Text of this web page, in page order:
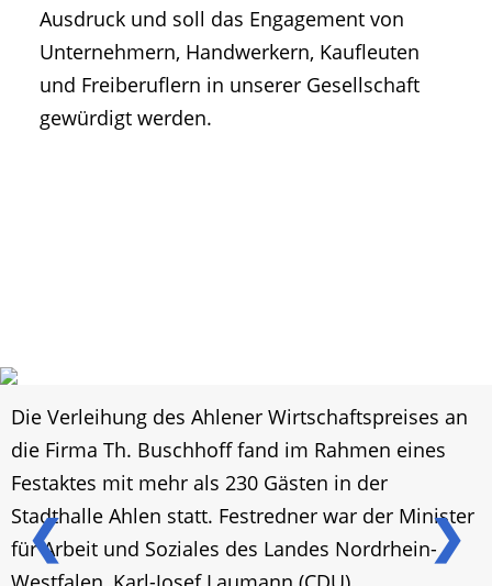
Ausdruck und soll das Engagement von
Unternehmern, Handwerkern, Kaufleuten
und Freiberuflern in unserer Gesellschaft
gewürdigt werden.
❮ ❯
Die Verleihung des Ahlener Wirtschaftspreises an
die Firma Th. Buschhoff fand im Rahmen eines
Festaktes mit mehr als 230 Gästen in der
Stadthalle Ahlen statt. Festredner war der Minister
für Arbeit und Soziales des Landes Nordrhein-